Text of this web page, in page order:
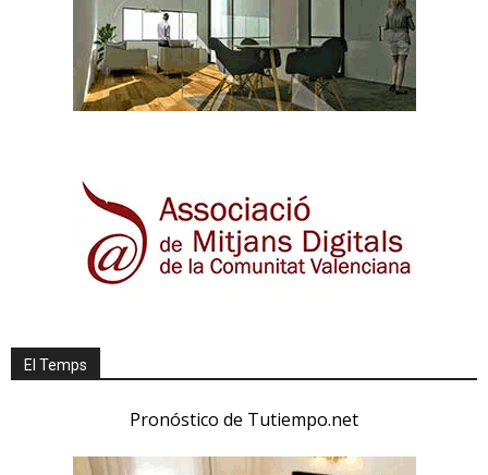
El Temps
Pronóstico de Tutiempo.net